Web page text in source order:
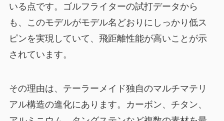
いる点です。ゴルフライターの試打データから
も、このモデルがモデル名どおりにしっかり低ス
ピンを実現していて、飛距離性能が高いことが示
されています。
その理由は、テーラーメイド独自のマルチマテリ
アル構造の進化にあります。カーボン、チタン、